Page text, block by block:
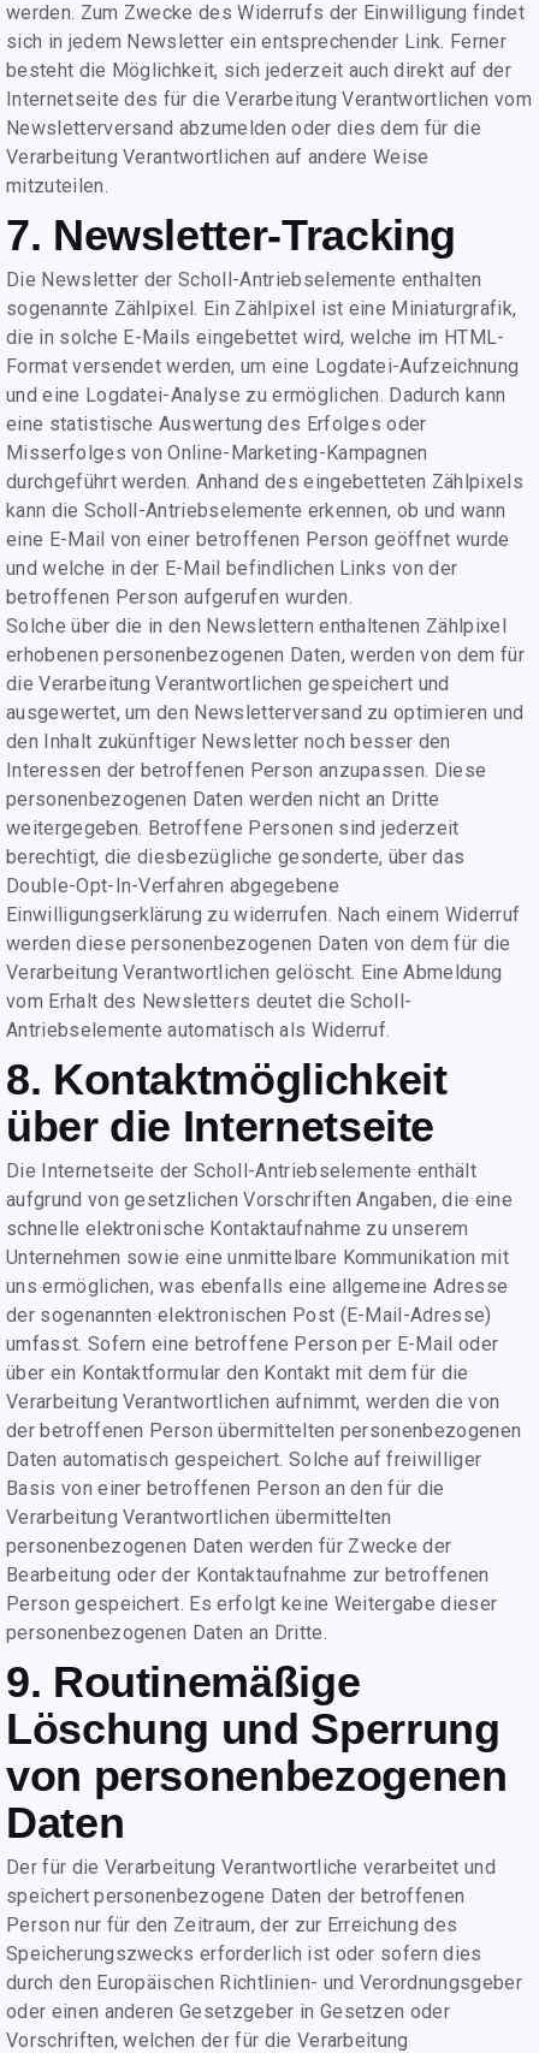
werden. Zum Zwecke des Widerrufs der Einwilligung findet
sich in jedem Newsletter ein entsprechender Link. Ferner
besteht die Möglichkeit, sich jederzeit auch direkt auf der
Internetseite des für die Verarbeitung Verantwortlichen vom
Newsletterversand abzumelden oder dies dem für die
Verarbeitung Verantwortlichen auf andere Weise
mitzuteilen.
7. Newsletter-Tracking
Die Newsletter der Scholl-Antriebselemente enthalten
sogenannte Zählpixel. Ein Zählpixel ist eine Miniaturgrafik,
die in solche E-Mails eingebettet wird, welche im HTML-
Format versendet werden, um eine Logdatei-Aufzeichnung
und eine Logdatei-Analyse zu ermöglichen. Dadurch kann
eine statistische Auswertung des Erfolges oder
Misserfolges von Online-Marketing-Kampagnen
durchgeführt werden. Anhand des eingebetteten Zählpixels
kann die Scholl-Antriebselemente erkennen, ob und wann
eine E-Mail von einer betroffenen Person geöffnet wurde
und welche in der E-Mail befindlichen Links von der
betroffenen Person aufgerufen wurden.
Solche über die in den Newslettern enthaltenen Zählpixel
erhobenen personenbezogenen Daten, werden von dem für
die Verarbeitung Verantwortlichen gespeichert und
ausgewertet, um den Newsletterversand zu optimieren und
den Inhalt zukünftiger Newsletter noch besser den
Interessen der betroffenen Person anzupassen. Diese
personenbezogenen Daten werden nicht an Dritte
weitergegeben. Betroffene Personen sind jederzeit
berechtigt, die diesbezügliche gesonderte, über das
Double-Opt-In-Verfahren abgegebene
Einwilligungserklärung zu widerrufen. Nach einem Widerruf
werden diese personenbezogenen Daten von dem für die
Verarbeitung Verantwortlichen gelöscht. Eine Abmeldung
vom Erhalt des Newsletters deutet die Scholl-
Antriebselemente automatisch als Widerruf.
8. Kontaktmöglichkeit
über die Internetseite
Die Internetseite der Scholl-Antriebselemente enthält
aufgrund von gesetzlichen Vorschriften Angaben, die eine
schnelle elektronische Kontaktaufnahme zu unserem
Unternehmen sowie eine unmittelbare Kommunikation mit
uns ermöglichen, was ebenfalls eine allgemeine Adresse
der sogenannten elektronischen Post (E-Mail-Adresse)
umfasst. Sofern eine betroffene Person per E-Mail oder
über ein Kontaktformular den Kontakt mit dem für die
Verarbeitung Verantwortlichen aufnimmt, werden die von
der betroffenen Person übermittelten personenbezogenen
Daten automatisch gespeichert. Solche auf freiwilliger
Basis von einer betroffenen Person an den für die
Verarbeitung Verantwortlichen übermittelten
personenbezogenen Daten werden für Zwecke der
Bearbeitung oder der Kontaktaufnahme zur betroffenen
Person gespeichert. Es erfolgt keine Weitergabe dieser
personenbezogenen Daten an Dritte.
9. Routinemäßige
Löschung und Sperrung
von personenbezogenen
Daten
Der für die Verarbeitung Verantwortliche verarbeitet und
speichert personenbezogene Daten der betroffenen
Person nur für den Zeitraum, der zur Erreichung des
Speicherungszwecks erforderlich ist oder sofern dies
durch den Europäischen Richtlinien- und Verordnungsgeber
oder einen anderen Gesetzgeber in Gesetzen oder
Vorschriften, welchen der für die Verarbeitung